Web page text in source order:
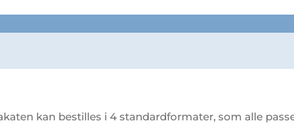
kan bestilles i 4 standardformater, som alle